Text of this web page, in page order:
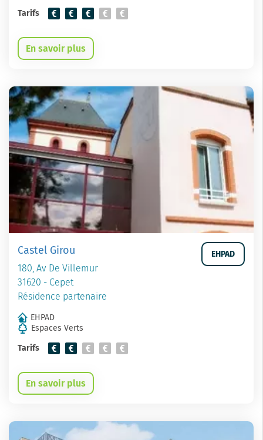
Tarifs
En savoir plus
Castel Girou
180, Av De Villemur
31620 - Cepet
Résidence partenaire
EHPAD
EHPAD
Espaces Verts
Tarifs
En savoir plus